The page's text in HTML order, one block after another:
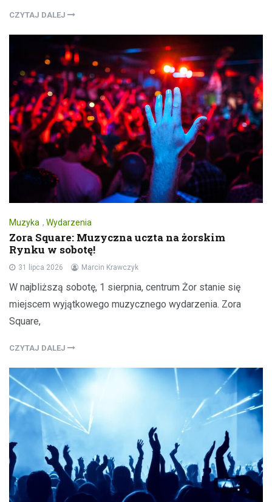
CZYTAJ DALEJ
Muzyka , Wydarzenia
Zora Square: Muzyczna uczta na żorskim
Rynku w sobotę!
31 lipca 2026 Marcin Krawczyk
W najbliższą sobotę, 1 sierpnia, centrum Żor stanie się
miejscem wyjątkowego muzycznego wydarzenia. Zora
Square,
CZYTAJ DALEJ